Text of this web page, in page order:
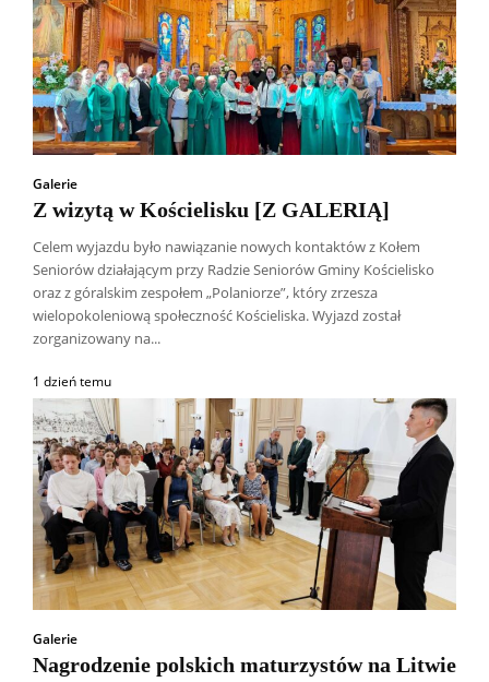
Galerie
Z wizytą w Kościelisku [Z GALERIĄ]
Celem wyjazdu było nawiązanie nowych kontaktów z Kołem
Seniorów działającym przy Radzie Seniorów Gminy Kościelisko
oraz z góralskim zespołem „Polaniorze”, który zrzesza
wielopokoleniową społeczność Kościeliska. Wyjazd został
zorganizowany na...
1 dzień temu
Galerie
Nagrodzenie polskich maturzystów na Litwie